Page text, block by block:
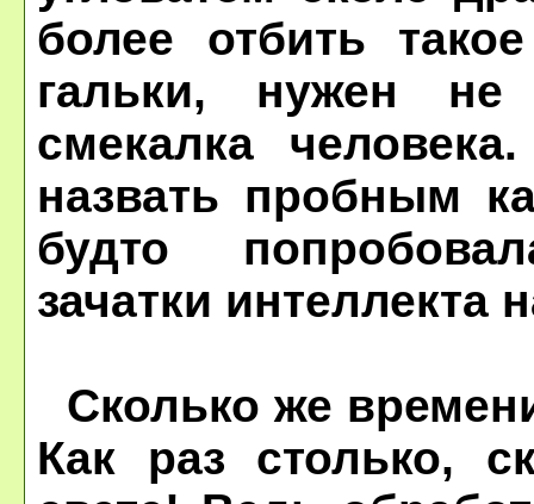
более отбить
гальки, нужен
смекалка
назвать пробным
будто
зачатки интеллекта
Сколько же
Как раз столько,